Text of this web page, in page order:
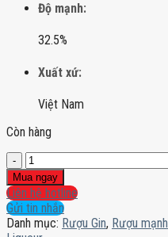
Độ mạnh:
32.5%
Xuất xứ:
Việt Nam
Còn hàng
Song
Cai
Rose
số
lượng
Mua ngay
Liên hệ hotline
Gửi tin nhắn
Danh mục: Rượu Gin, Rượu mạnh